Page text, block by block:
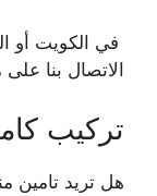
في الكويت أو
الاتصال بنا على مدار
تركيب
هل تريد تامين